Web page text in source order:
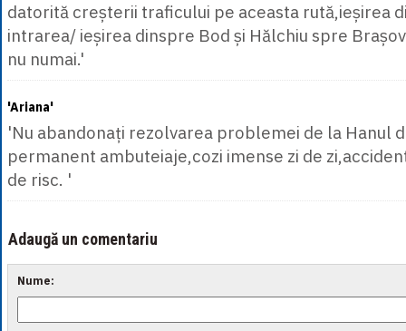
datorită creșterii traficului pe aceasta rută,ieșirea
intrarea/ ieșirea dinspre Bod și Hălchiu spre
nu numai.'
'Ariana'
'Nu abandonați rezolvarea problemei de la Hanul
permanent ambuteiaje,cozi imense zi de
de risc. '
Adaugă un comentariu
Nume: